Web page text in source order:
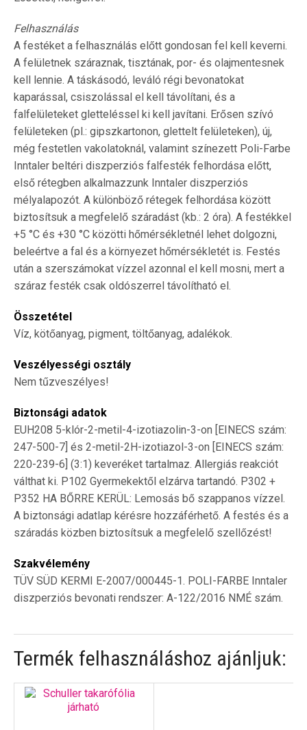
Felhasználás
A festéket a felhasználás előtt gondosan fel kell keverni.
A felületnek száraznak, tisztának, por- és olajmentesnek
kell lennie. A táskásodó, leváló régi bevonatokat
kaparással, csiszolással el kell távolítani, és a
falfelületeket gletteléssel ki kell javítani. Erősen szívó
felületeken (pl.: gipszkartonon, glettelt felületeken), új,
még festetlen vakolatoknál, valamint színezett Poli-Farbe
Inntaler beltéri diszperziós falfesték felhordása előtt,
első rétegben alkalmazzunk Inntaler diszperziós
mélyalapozót. A különböző rétegek felhordása között
biztosítsuk a megfelelő száradást (kb.: 2 óra). A festékkel
+5 °C és +30 °C közötti hőmérsékletnél lehet dolgozni,
beleértve a fal és a környezet hőmérsékletét is. Festés
után a szerszámokat vízzel azonnal el kell mosni, mert a
száraz festék csak oldószerrel távolítható el.
Összetétel
Víz, kötőanyag, pigment, töltőanyag, adalékok.
Veszélyességi osztály
Nem tűzveszélyes!
Biztonsági adatok
EUH208 5-klór-2-metil-4-izotiazolin-3-on [EINECS szám:
247-500-7] és 2-metil-2H-izotiazol-3-on [EINECS szám:
220-239-6] (3:1) keveréket tartalmaz. Allergiás reakciót
válthat ki. P102 Gyermekektől elzárva tartandó. P302 +
P352 HA BŐRRE KERÜL: Lemosás bő szappanos vízzel.
A biztonsági adatlap kérésre hozzáférhető. A festés és a
száradás közben biztosítsuk a megfelelő szellőzést!
Szakvélemény
TÜV SÜD KERMI E-2007/000445-1. POLI-FARBE Inntaler
diszperziós bevonati rendszer: A-122/2016 NMÉ szám.
Termék felhasználáshoz ajánljuk: